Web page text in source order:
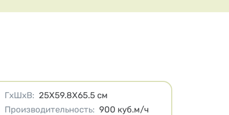
Характеристики
ГхШхВ: 25Х59.8Х65.5 см
Производительность: 900 куб.м/ч